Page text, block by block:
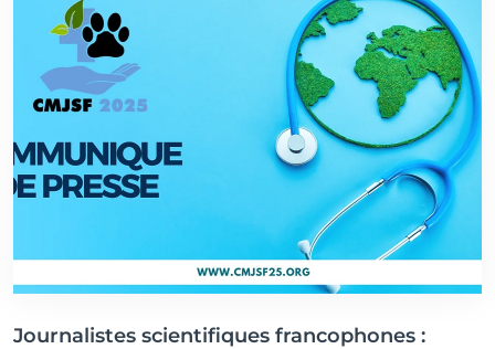
Journalistes scientifiques francophones :